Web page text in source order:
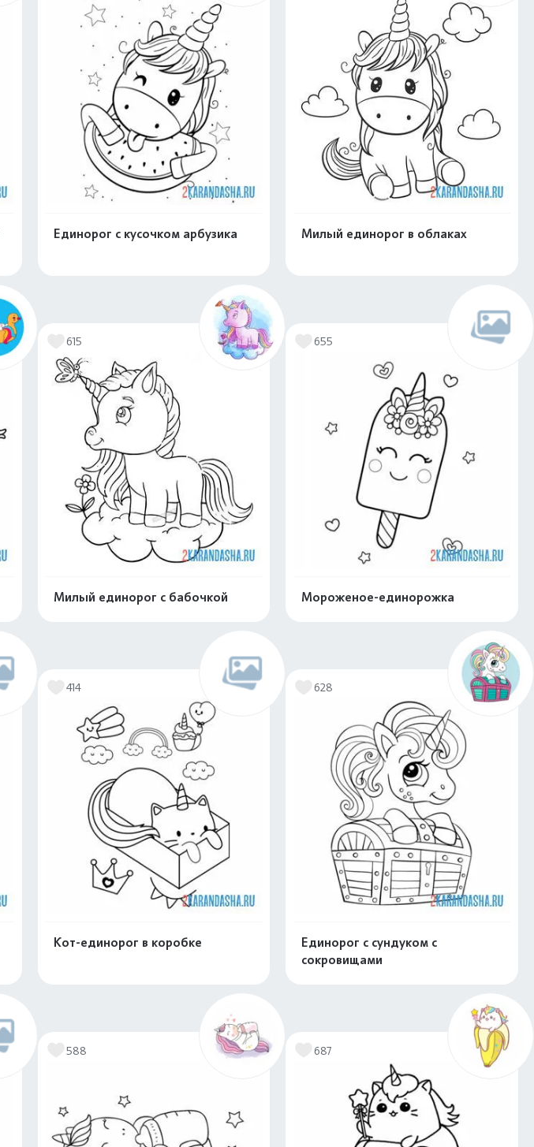
Единорог с кусочком арбузика
Распечатать и скачать
Милый единорог в облаках
615
Милый единорог с бабочкой
655
Мороженое-единорожка
414
Кот-единорог в коробке
628
Единорог с сундуком с
сокровищами
588 687